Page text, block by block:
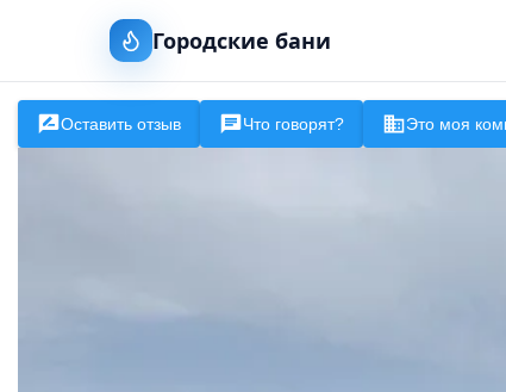
Городские бани
Оставить отзыв Что говорят? Это моя